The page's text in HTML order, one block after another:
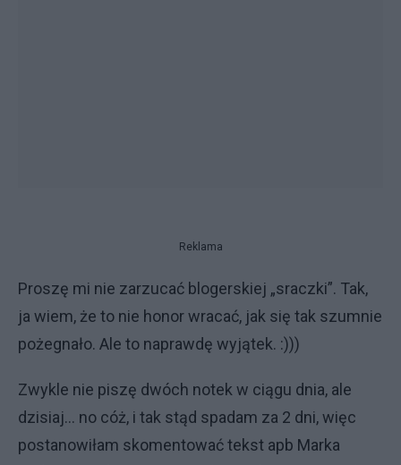
Reklama
Proszę mi nie zarzucać blogerskiej „sraczki”. Tak,
ja wiem, że to nie honor wracać, jak się tak szumnie
pożegnało. Ale to naprawdę wyjątek. :)))
Zwykle nie piszę dwóch notek w ciągu dnia, ale
dzisiaj... no cóż, i tak stąd spadam za 2 dni, więc
postanowiłam skomentować tekst apb Marka